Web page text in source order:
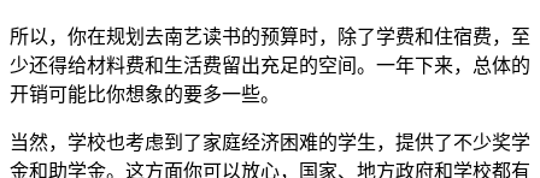
所以，你在规划去南艺读书的预算时，除了学费和住宿费，至
少还得给材料费和生活费留出充足的空间。一年下来，总体的
开销可能比你想象的要多一些。
当然，学校也考虑到了家庭经济困难的学生，提供了不少奖学
金和助学金。这方面你可以放心，国家、地方政府和学校都有